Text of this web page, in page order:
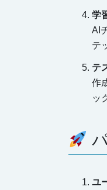
学
AI
テ
テ
作
ッ
ユ